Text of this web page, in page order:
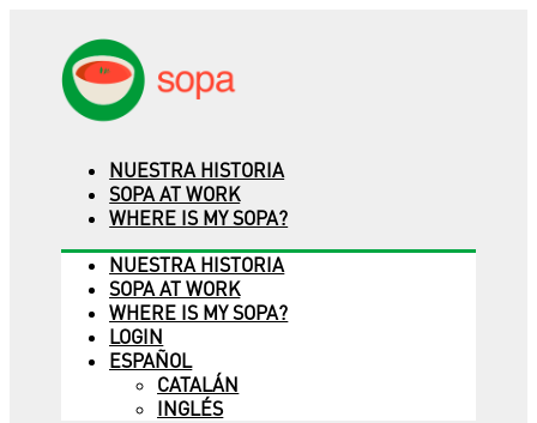
NUESTRA HISTORIA
SOPA AT WORK
WHERE IS MY SOPA?
NUESTRA HISTORIA
SOPA AT WORK
WHERE IS MY SOPA?
LOGIN
ESPAÑOL
CATALÁN
INGLÉS